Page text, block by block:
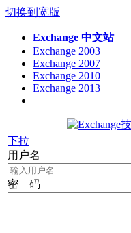
切换到宽版
Exchange 中文站
Exchange 2003
Exchange 2007
Exchange 2010
Exchange 2013
下拉
用户名
密 码